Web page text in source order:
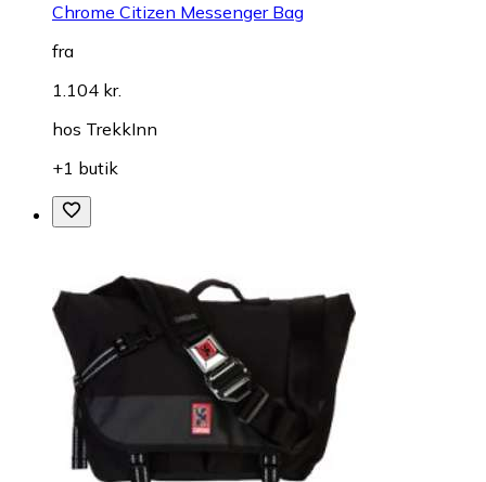
Chrome Citizen Messenger Bag
fra
1.104 kr.
hos TrekkInn
+1 butik